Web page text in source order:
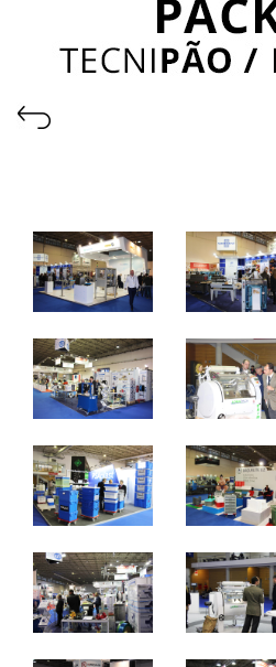
7 a 9 abril de 2024 - FIL - Lisboa
10h / 19h